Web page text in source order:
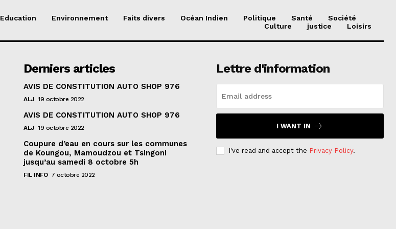
Education Environnement Faits divers Océan Indien Politique Santé
Société
Culture
justice Loisirs
Derniers articles
AVIS DE CONSTITUTION AUTO SHOP 976
ALJ 19 octobre 2022
AVIS DE CONSTITUTION AUTO SHOP 976
ALJ 19 octobre 2022
Coupure d’eau en cours sur les communes
de Koungou, Mamoudzou et Tsingoni
jusqu’au samedi 8 octobre 5h
FIL INFO 7 octobre 2022
Lettre d'information
I WANT IN
I've read and accept the Privacy Policy.